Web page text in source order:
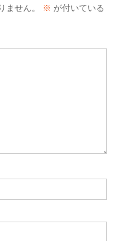
せん。 ※ が付いている